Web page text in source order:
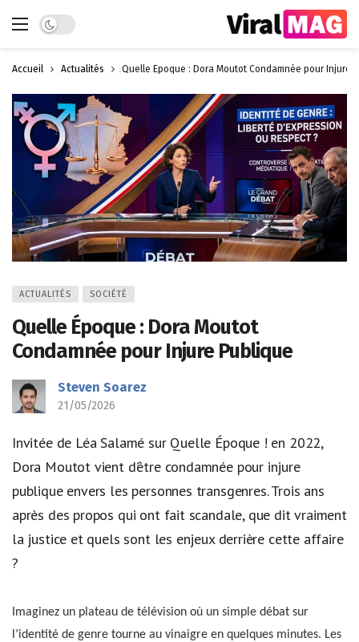
Dark mode
Accueil Actualités Quelle Époque : Dora Moutot Condamnée pour Injure
ACTUALITÉS SOCIÉTÉ
Quelle Époque : Dora Moutot
Condamnée pour Injure Publique
Steven Soarez
21/05/2026
Invitée de Léa Salamé sur Quelle Époque ! en 2022,
Dora Moutot vient d’être condamnée pour injure
publique envers les personnes transgenres. Trois ans
après des propos qui ont fait scandale, que dit vraiment
la justice et quels sont les enjeux derrière cette affaire
?
Imaginez un plateau de télévision où un simple débat sur
l’identité de genre tourne au vinaigre en quelques minutes. Les